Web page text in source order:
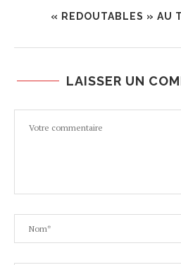
« REDOUTABLES » AU
LAISSER UN